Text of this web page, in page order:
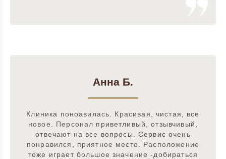
Анна Б.
Клиника поноавилась. Красивая, чистая, все
новое. Персонал приветливый, отзывчивый,
отвечают на все вопросы. Сервис очень
понравился, приятное место. Расположение
тоже играет большое значение -добираться